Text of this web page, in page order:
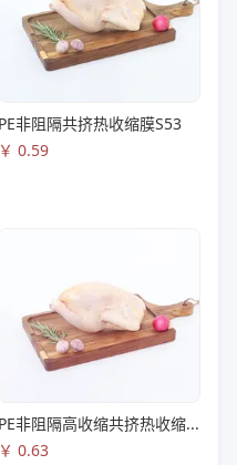
PE非阻隔共挤热收缩膜S53
￥ 0.59
PE非阻隔高收缩共挤热收缩膜S83
￥ 0.63